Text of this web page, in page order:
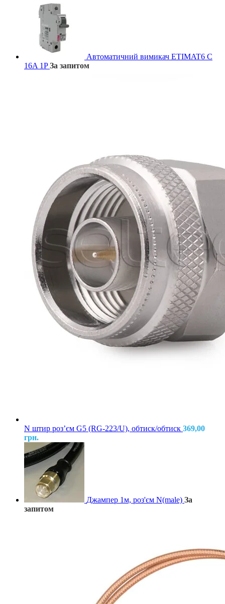
Автоматичний вимикач ETIMAT6 C
16A 1PЗа запитом
N штир розʼєм G5 (RG-223/U), обтиск/обтиск 369,00
грн.
Джампер 1м, роз'єм N(male) За
запитом